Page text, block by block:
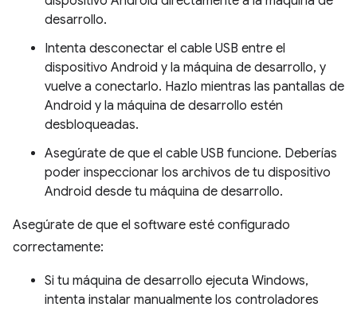
desarrollo.
Intenta desconectar el cable USB entre el
dispositivo Android y la máquina de desarrollo, y
vuelve a conectarlo. Hazlo mientras las pantallas de
Android y la máquina de desarrollo estén
desbloqueadas.
Asegúrate de que el cable USB funcione. Deberías
poder inspeccionar los archivos de tu dispositivo
Android desde tu máquina de desarrollo.
Asegúrate de que el software esté configurado
correctamente:
Si tu máquina de desarrollo ejecuta Windows,
intenta instalar manualmente los controladores